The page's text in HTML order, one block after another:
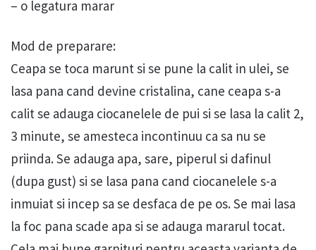
– o legatura marar
Mod de preparare:
Ceapa se toca marunt si se pune la calit in ulei, se
lasa pana cand devine cristalina, cane ceapa s-a
calit se adauga ciocanelele de pui si se lasa la calit 2,
3 minute, se amesteca incontinuu ca sa nu se
priinda. Se adauga apa, sare, piperul si dafinul
(dupa gust) si se lasa pana cand ciocanelele s-a
inmuiat si incep sa se desfaca de pe os. Se mai lasa
la foc pana scade apa si se adauga mararul tocat.